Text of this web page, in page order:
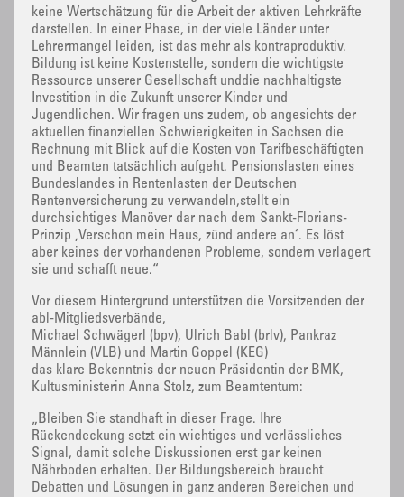
keine Wertschätzung für die Arbeit der aktiven Lehrkräfte
darstellen. In einer Phase, in der viele Länder unter
Lehrermangel leiden, ist das mehr als kontraproduktiv.
Bildung ist keine Kostenstelle, sondern die wichtigste
Ressource unserer Gesellschaft unddie nachhaltigste
Investition in die Zukunft unserer Kinder und
Jugendlichen. Wir fragen uns zudem, ob angesichts der
aktuellen finanziellen Schwierigkeiten in Sachsen die
Rechnung mit Blick auf die Kosten von Tarifbeschäftigten
und Beamten tatsächlich aufgeht. Pensionslasten eines
Bundeslandes in Rentenlasten der Deutschen
Rentenversicherung zu verwandeln,stellt ein
durchsichtiges Manöver dar nach dem Sankt-Florians-
Prinzip ‚Verschon mein Haus, zünd andere an‘. Es löst
aber keines der vorhandenen Probleme, sondern verlagert
sie und schafft neue.“
Vor diesem Hintergrund unterstützen die Vorsitzenden der
abl-Mitgliedsverbände,
Michael Schwägerl (bpv), Ulrich Babl (brlv), Pankraz
Männlein (VLB) und Martin Goppel (KEG)
das klare Bekenntnis der neuen Präsidentin der BMK,
Kultusministerin Anna Stolz, zum Beamtentum:
„Bleiben Sie standhaft in dieser Frage. Ihre
Rückendeckung setzt ein wichtiges und verlässliches
Signal, damit solche Diskussionen erst gar keinen
Nährboden erhalten. Der Bildungsbereich braucht
Debatten und Lösungen in ganz anderen Bereichen und